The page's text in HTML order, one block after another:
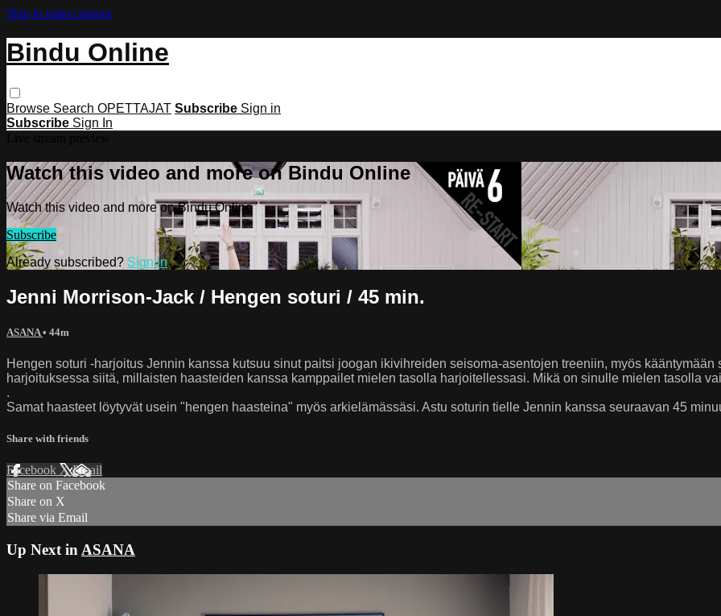
Skip to main content
Bindu Online
Browse Search OPETTAJAT Subscribe Sign in
Subscribe Sign In
Watch this video and more on Bindu Online
Watch this video and more on Bindu Online
Subscribe
Already subscribed? Sign in
Jenni Morrison-Jack / Hengen soturi / 45 min.
ASANA• 44m
Hengen soturi -harjoitus Jennin kanssa kutsuu sinut paitsi joogan ikivihreiden seisoma-asentojen treeniin, myös
harjoituksessa siitä, millaisten haasteiden kanssa kamppailet mielen tasolla harjoitellessasi. Mikä on sinulle mielen tasolla
.
Samat haasteet löytyvät usein "hengen haasteina" myös arkielämässäsi. Astu soturin tielle Jennin kanssa seuraavan 45
Share with friends
Facebook XEmail
Share on Facebook
Share on X
Share via Email
Up Next in ASANA